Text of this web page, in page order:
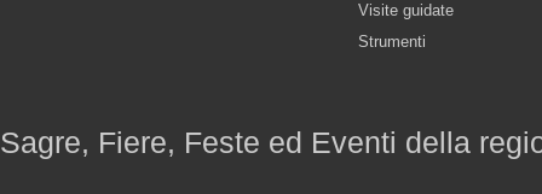
Visite guidate
Strumenti
Sagre, Fiere, Feste ed Eventi della